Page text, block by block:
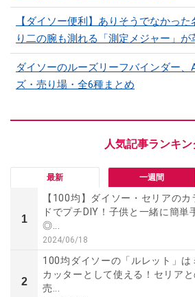
【ダイソー便利】ありそうでなかっ
り二の腕も測れる「測定メジャー」が
ダイソーのルーズリーフバインダー、
ズ・売り場・全6種まとめ
最新 一週間
1
【100均】ダイソー・セリアのカ
ドでプチDIY！子供と一緒に簡単
◎...
2024/06/18
2
100均ダイソーの「ルレット」は
カッターとして使える！セリア
売...